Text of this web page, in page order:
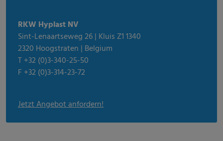
RKW Hyplast NV
Sint-Lenaartseweg 26 | Kluis Z1 1340
2320 Hoogstraten | Belgium
T +32 (0)3-340-25-50
F +32 (0)3-314-23-72
Jetzt Angebot anfordern!